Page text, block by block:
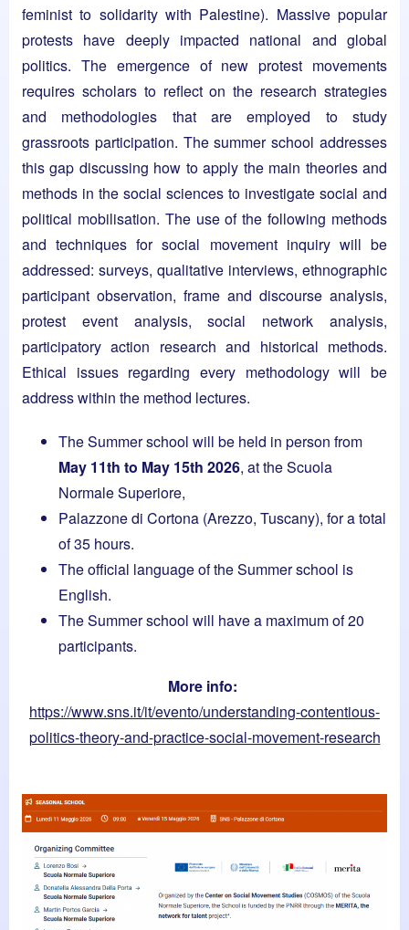
feminist to solidarity with Palestine). Massive popular
protests have deeply impacted national and global
politics. The emergence of new protest movements
requires scholars to reflect on the research strategies
and methodologies that are employed to study
grassroots participation. The summer school addresses
this gap discussing how to apply the main theories and
methods in the social sciences to investigate social and
political mobilisation. The use of the following methods
and techniques for social movement inquiry will be
addressed: surveys, qualitative interviews, ethnographic
participant observation, frame and discourse analysis,
protest event analysis, social network analysis,
participatory action research and historical methods.
Ethical issues regarding every methodology will be
address within the method lectures.
The Summer school will be held in person from
May 11th to May 15th 2026, at the Scuola
Normale Superiore,
Palazzone di Cortona (Arezzo, Tuscany), for a total
of 35 hours.
The official language of the Summer school is
English.
The Summer school will have a maximum of 20
participants.
More info:
https://www.sns.it/it/evento/understanding-contentious-
politics-theory-and-practice-social-movement-research